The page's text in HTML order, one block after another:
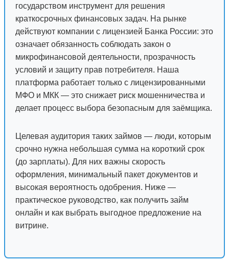
государством инструмент для решения
краткосрочных финансовых задач. На рынке
действуют компании с лицензией Банка России: это
означает обязанность соблюдать закон о
микрофинансовой деятельности, прозрачность
условий и защиту прав потребителя. Наша
платформа работает только с лицензированными
МФО и МКК — это снижает риск мошенничества и
делает процесс выбора безопасным для заёмщика.
Целевая аудитория таких займов — люди, которым
срочно нужна небольшая сумма на короткий срок
(до зарплаты). Для них важны скорость
оформления, минимальный пакет документов и
высокая вероятность одобрения. Ниже —
практическое руководство, как получить займ
онлайн и как выбрать выгодное предложение на
витрине.